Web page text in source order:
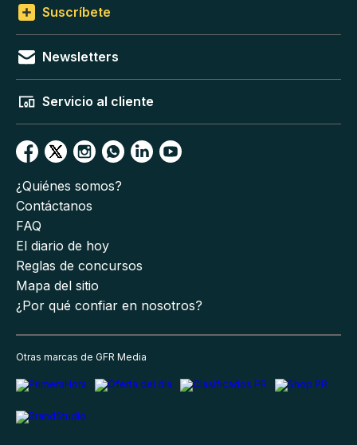
Suscríbete
Newsletters
Servicio al cliente
¿Quiénes somos?
Contáctanos
FAQ
El diario de hoy
Reglas de concursos
Mapa del sitio
¿Por qué confiar en nosotros?
Otras marcas de GFR Media